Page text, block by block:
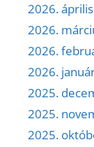
2026. április
2026.
2026.
2026.
2025.
2025.
2025.